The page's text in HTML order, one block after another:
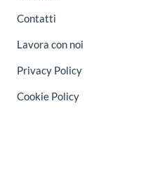
Contatti
Lavora con noi
Privacy Policy
Cookie Policy